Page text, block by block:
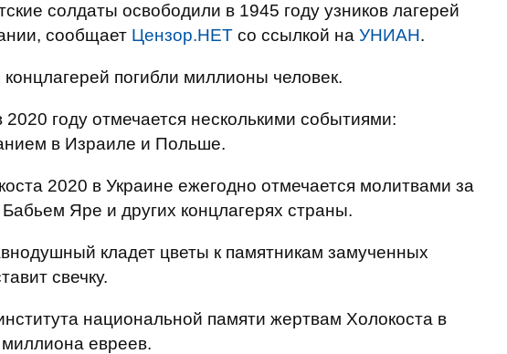
солдаты освободили в 1945 году узников лагерей
сообщает Цензор.НЕТ со ссылкой на УНИАН.
погибли миллионы человек.
году отмечается несколькими событиями:
в Израиле и Польше.
2020 в Украине ежегодно отмечается молитвами за
Яре и других концлагерях страны.
кладет цветы к памятникам замученных
свечку.
национальной памяти жертвам Холокоста в
евреев.